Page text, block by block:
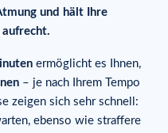
und hält Ihre
ermöglicht es Ihnen,
– je nach Ihrem Tempo
zeigen sich sehr schnell:
ebenso wie straffere